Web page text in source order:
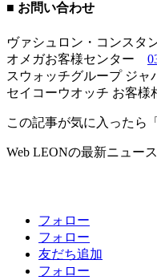
■ お問い合わせ
ヴァシュロン・コンスタ
オメガお客様センター
スウォッチグループ ジ
セイコーウオッチ お客
この記事が気に入ったら
Web LEONの最新ニュー
フォロー
フォロー
友だち追加
フォロー